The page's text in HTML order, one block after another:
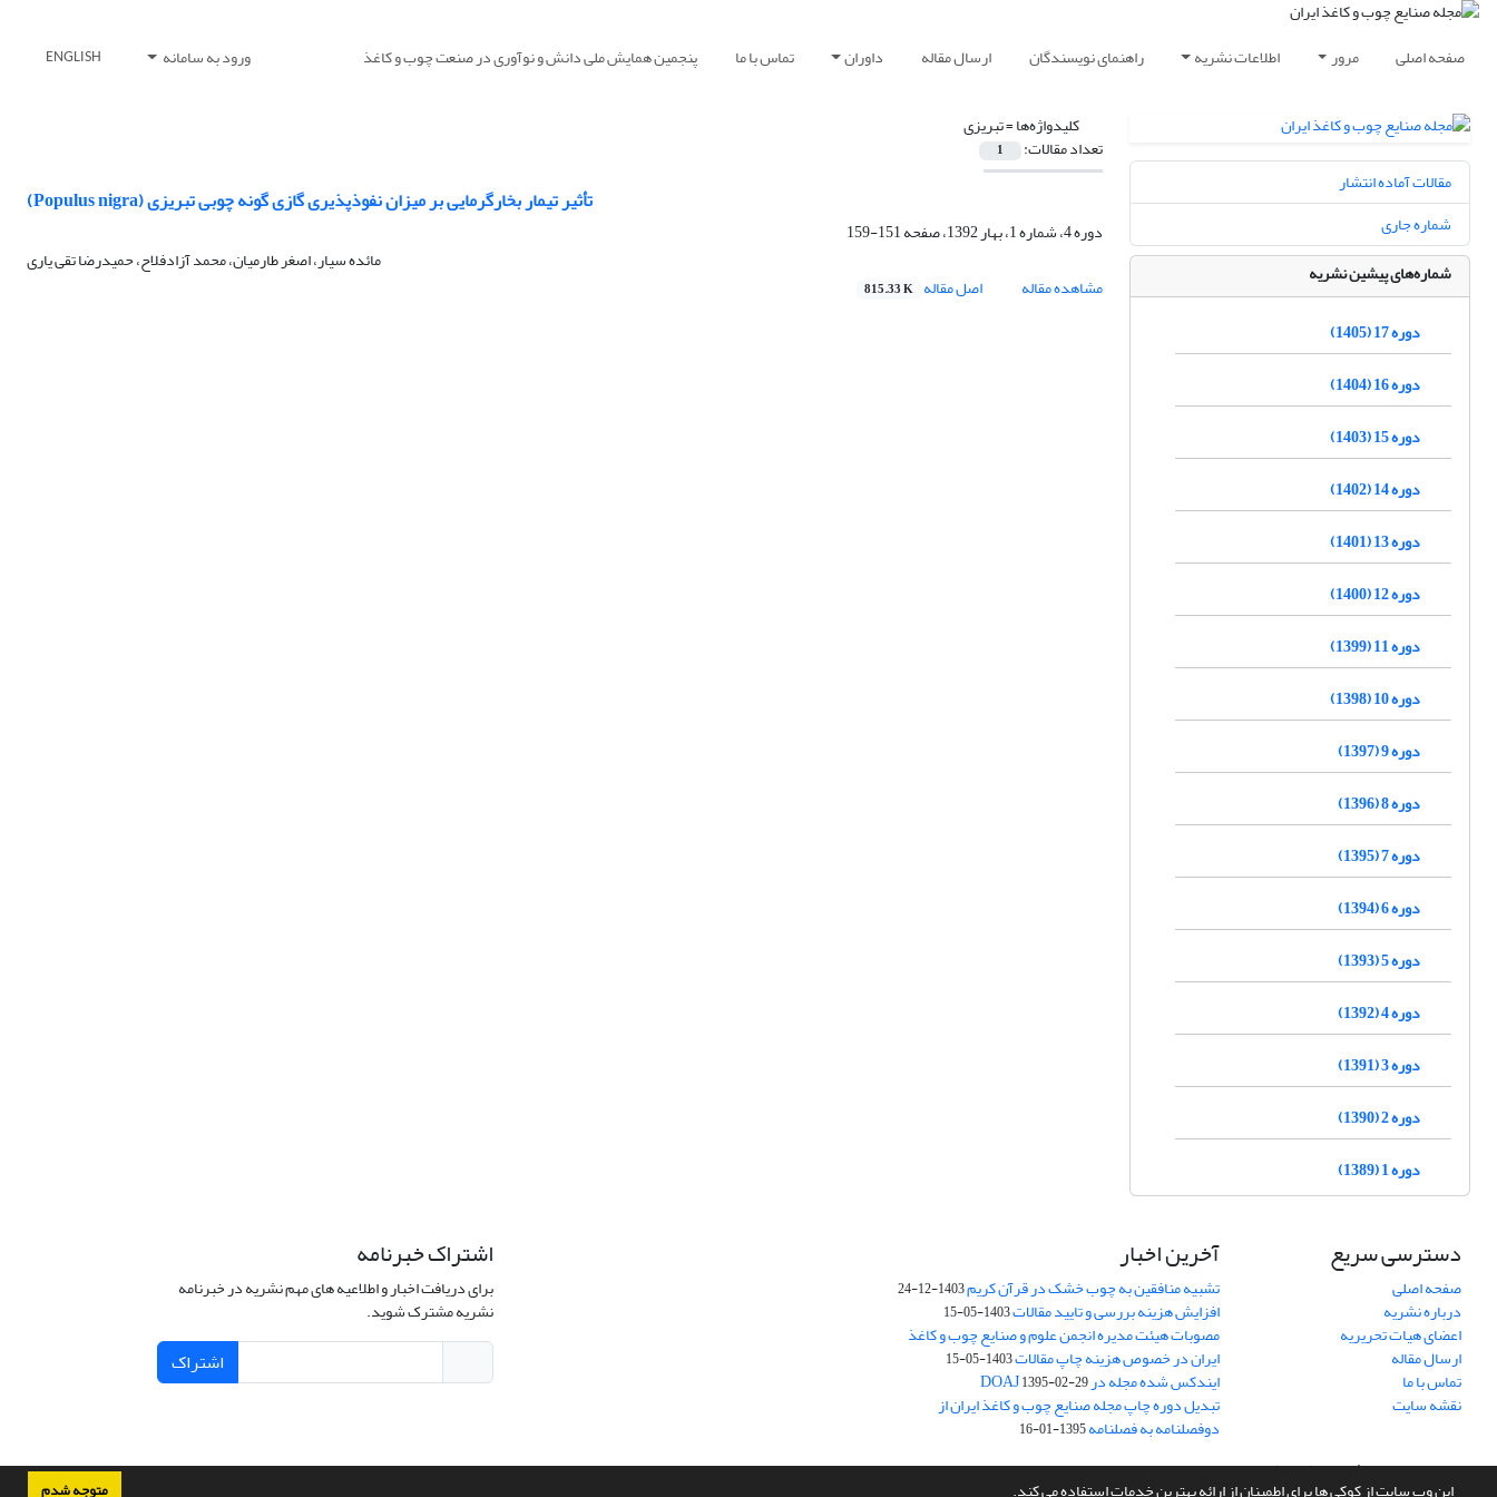
متوجه شدم
صفحه اصلی مرور اطلاعات نشریه راهنمای نویسندگان ارسال مقاله داوران تماس با ما پنجمین همایش ملی دانش و نوآوری در صنعت چوب و کاغذ ورود به سامانه ENGLISH
کلیدواژه‌ها =تبریزی
تعداد مقالات: 1
(Populus nigra) تأثیر تیمار بخارگرمایی بر میزان نفوذپذیری گازی گونه چوبی تبریزی
دوره 4، شماره 1، بهار 1392، صفحه
151-159
مائده سیار، اصغر طارمیان، محمد آزادفلاح، حمیدرضا تقی یاری
مشاهده مقاله
اصل مقاله 815.33 K
مقالات آماده انتشار
شماره جاری
شماره‌های پیشین نشریه
دوره 17 (1405)
دوره 16 (1404)
دوره 15 (1403)
دوره 14 (1402)
دوره 13 (1401)
دوره 12 (1400)
دوره 11 (1399)
دوره 10 (1398)
دوره 9 (1397)
دوره 8 (1396)
دوره 7 (1395)
دوره 6 (1394)
دوره 5 (1393)
دوره 4 (1392)
دوره 3 (1391)
دوره 2 (1390)
دوره 1 (1389)
دسترسی سریع
صفحه اصلی
درباره نشریه
اعضای هیات تحریریه
ارسال مقاله
تماس با ما
نقشه سایت
آخرین اخبار
تشبیه منافقین به چوب خشک در قرآن کریم1403-12-24
افزایش هزینه بررسی و تایید مقالات1403-05-15
مصوبات هیئت مدیره انجمن علوم و صنایع چوب و کاغذ
ایران در خصوص هزینه چاپ مقالات1403-05-15
ایندکس شده مجله در DOAJ1395-02-29
تبدیل دوره چاپ مجله صنایع چوب و کاغذ ایران از
دوفصلنامه به فصلنامه1395-01-16
اشتراک خبرنامه
برای دریافت اخبار و اطلاعیه های مهم نشریه در خبرنامه
نشریه مشترک شوید.
اشتراک
سامانه مدیریت نشریات علمی.طراحی و پیاده سازی ازسیناوب